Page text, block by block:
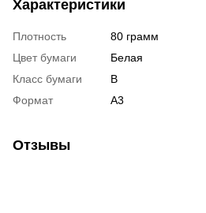
Характеристики
Плотность
80 грамм
Цвет бумаги
Белая
Класс бумаги
В
Формат
А3
Отзывы